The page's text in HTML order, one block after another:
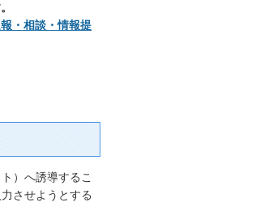
・相談・情報提
）へ誘導するこ
させようとする